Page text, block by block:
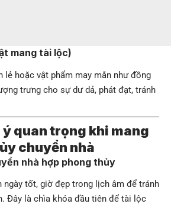
mang tài lộc)
lẻ hoặc vật phẩm may mắn như đồng
trưng cho sự dư dả, phát đạt, tránh
ý quan trọng khi mang
chuyển nhà
nhà hợp phong thủy
ngày tốt, giờ đẹp trong lịch âm để tránh
Đây là chìa khóa đầu tiên để tài lộc